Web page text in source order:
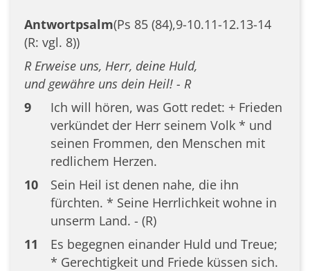
Antwortpsalm(Ps 85 (84),9-10.11-12.13-14
(R: vgl. 8))
R Erweise uns, Herr, deine Huld,
und gewähre uns dein Heil! - R
9
Ich will hören, was Gott redet: + Frieden
verkündet der Herr seinem Volk * und
seinen Frommen, den Menschen mit
redlichem Herzen.
10
Sein Heil ist denen nahe, die ihn
fürchten. * Seine Herrlichkeit wohne in
unserm Land. - (R)
11
Es begegnen einander Huld und Treue;
* Gerechtigkeit und Friede küssen sich.